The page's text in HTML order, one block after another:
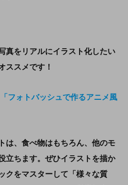
真をリアルにイラスト化したい
ススメです！
フォトバッシュで作るアニメ風
は、食べ物はもちろん、他のモ
立ちます。ぜひイラストを描か
クをマスターして「様々な質